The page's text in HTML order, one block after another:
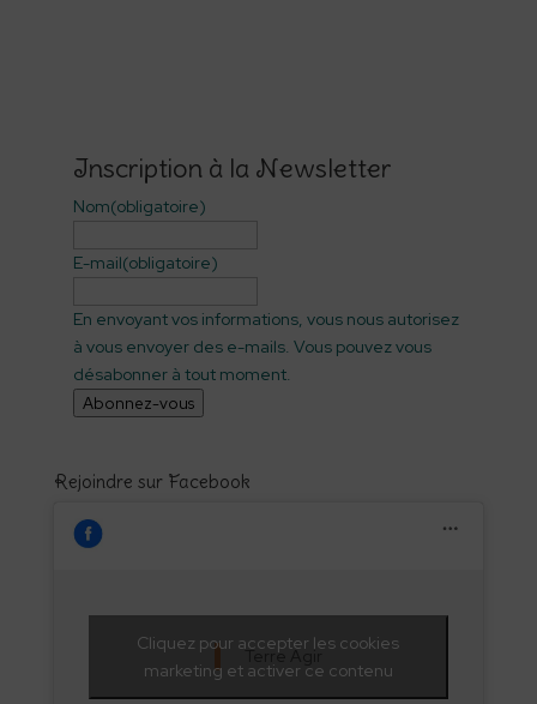
Inscription à la Newsletter
Nom(obligatoire)
E-mail(obligatoire)
En envoyant vos informations, vous nous autorisez
à vous envoyer des e-mails. Vous pouvez vous
désabonner à tout moment.
Abonnez-vous
Rejoindre sur Facebook
Terre Agir
Cliquez pour accepter les cookies
marketing et activer ce contenu